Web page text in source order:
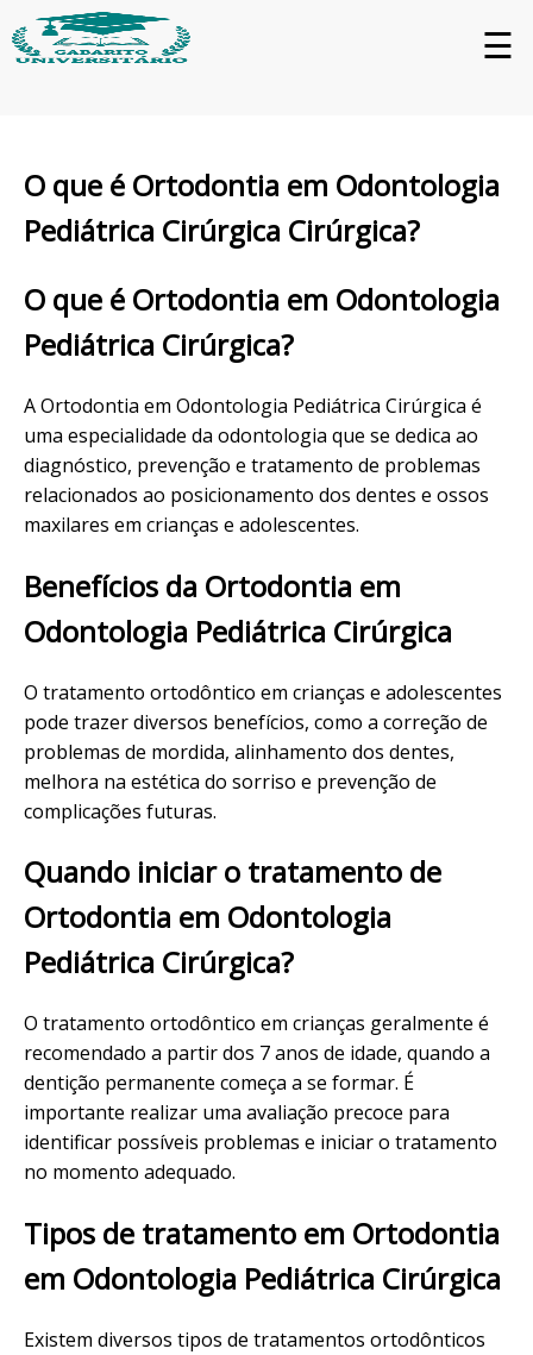
☰
O que é Ortodontia em Odontologia
Pediátrica Cirúrgica Cirúrgica?
O que é Ortodontia em Odontologia
Pediátrica Cirúrgica?
A Ortodontia em Odontologia Pediátrica Cirúrgica é
uma especialidade da odontologia que se dedica ao
diagnóstico, prevenção e tratamento de problemas
relacionados ao posicionamento dos dentes e ossos
maxilares em crianças e adolescentes.
Benefícios da Ortodontia em
Odontologia Pediátrica Cirúrgica
O tratamento ortodôntico em crianças e adolescentes
pode trazer diversos benefícios, como a correção de
problemas de mordida, alinhamento dos dentes,
melhora na estética do sorriso e prevenção de
complicações futuras.
Quando iniciar o tratamento de
Ortodontia em Odontologia
Pediátrica Cirúrgica?
O tratamento ortodôntico em crianças geralmente é
recomendado a partir dos 7 anos de idade, quando a
dentição permanente começa a se formar. É
importante realizar uma avaliação precoce para
identificar possíveis problemas e iniciar o tratamento
no momento adequado.
Tipos de tratamento em Ortodontia
em Odontologia Pediátrica Cirúrgica
Existem diversos tipos de tratamentos ortodônticos